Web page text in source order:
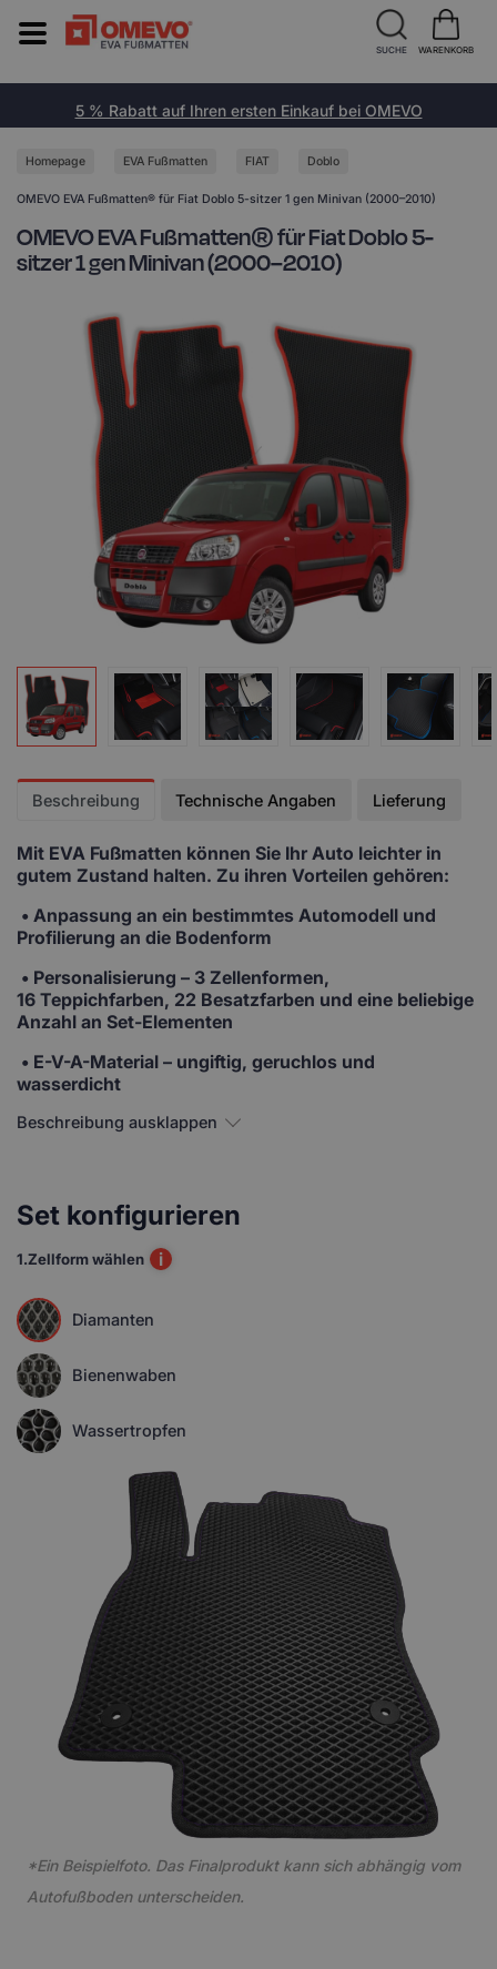
5 % Rabatt auf Ihren ersten Einkauf bei OMEVO
Homepage EVA Fußmatten FIAT Doblo
OMEVO EVA Fußmatten® für Fiat Doblo 5-sitzer 1 gen Minivan (2000–2010)
OMEVO EVA Fußmatten® für Fiat Doblo 5-
sitzer 1 gen Minivan (2000–2010)
Beschreibung Technische Angaben Lieferung
Mit EVA Fußmatten können Sie Ihr Auto leichter in
gutem Zustand halten. Zu ihren Vorteilen gehören:
• Anpassung an ein bestimmtes Automodell und
Profilierung an die Bodenform
• Personalisierung – 3 Zellenformen,
16 Teppichfarben, 22 Besatzfarben und eine beliebige
Anzahl an Set-Elementen
• E-V-A-Material – ungiftig, geruchlos und
wasserdicht
Beschreibung ausklappen
Set konfigurieren
1.Zellform wählen i
Diamanten
Bienenwaben
Wassertropfen
*Ein Beispielfoto. Das Finalprodukt kann sich abhängig vom
Autofußboden unterscheiden.
SUCHE WARENKORB